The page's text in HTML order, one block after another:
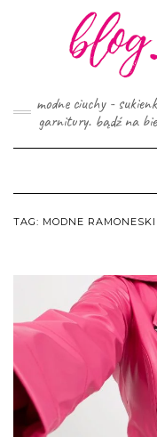
modne ciuchy -
garnitury. bądź na
TAG: MODNE RAMONESKI